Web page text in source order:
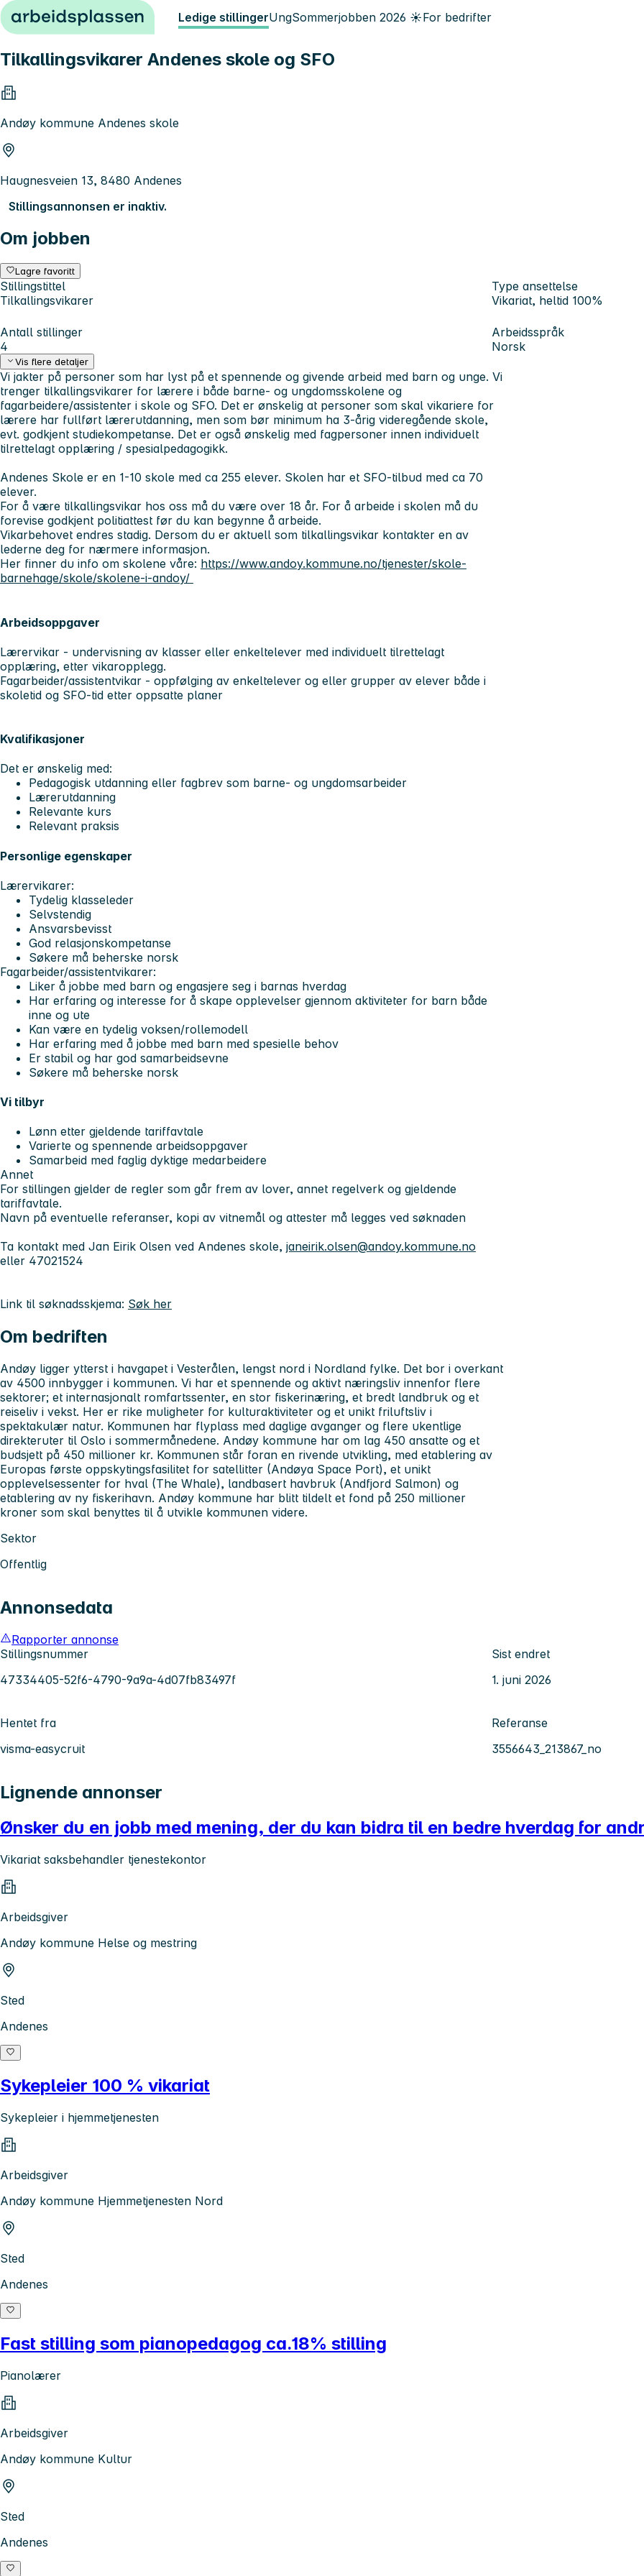
Hopp til innhold Ledige stillingerUngSommerjobben 2026 ☀️For bedrifter
Tilkallingsvikarer Andenes skole og SFO
Andøy kommune Andenes skole
Haugnesveien 13, 8480 Andenes
Stillingsannonsen er inaktiv.
Om jobben
Lagre favoritt
Stillingstittel
Tilkallingsvikarer
Type ansettelse
Vikariat, heltid 100%
Antall stillinger
4
Arbeidsspråk
Norsk
Vis flere detaljer
Vi jakter på personer som har lyst på et spennende og givende arbeid med barn og unge. Vi
trenger tilkallingsvikarer for lærere i både barne- og ungdomsskolene og
fagarbeidere/assistenter i skole og SFO. Det er ønskelig at personer som skal vikariere for
lærere har fullført lærerutdanning, men som bør minimum ha 3-årig videregående skole,
evt. godkjent studiekompetanse. Det er også ønskelig med fagpersoner innen individuelt
tilrettelagt opplæring / spesialpedagogikk.
Andenes Skole er en 1-10 skole med ca 255 elever. Skolen har et SFO-tilbud med ca 70
elever.
For å være tilkallingsvikar hos oss må du være over 18 år. For å arbeide i skolen må du
forevise godkjent politiattest før du kan begynne å arbeide.
Vikarbehovet endres stadig. Dersom du er aktuell som tilkallingsvikar kontakter en av
lederne deg for nærmere informasjon.
Her finner du info om skolene våre: https://www.andoy.kommune.no/tjenester/skole-
barnehage/skole/skolene-i-andoy/
Arbeidsoppgaver
Lærervikar - undervisning av klasser eller enkeltelever med individuelt tilrettelagt
opplæring, etter vikaropplegg.
Fagarbeider/assistentvikar - oppfølging av enkeltelever og eller grupper av elever både i
skoletid og SFO-tid etter oppsatte planer
Kvalifikasjoner
Det er ønskelig med:
Pedagogisk utdanning eller fagbrev som barne- og ungdomsarbeider
Lærerutdanning
Relevante kurs
Relevant praksis
Personlige egenskaper
Lærervikarer:
Tydelig klasseleder
Selvstendig
Ansvarsbevisst
God relasjonskompetanse
Søkere må beherske norsk
Fagarbeider/assistentvikarer:
Liker å jobbe med barn og engasjere seg i barnas hverdag
Har erfaring og interesse for å skape opplevelser gjennom aktiviteter for barn både
inne og ute
Kan være en tydelig voksen/rollemodell
Har erfaring med å jobbe med barn med spesielle behov
Er stabil og har god samarbeidsevne
Søkere må beherske norsk
Vi tilbyr
Lønn etter gjeldende tariffavtale
Varierte og spennende arbeidsoppgaver
Samarbeid med faglig dyktige medarbeidere
Annet
For stillingen gjelder de regler som går frem av lover, annet regelverk og gjeldende
tariffavtale.
Navn på eventuelle referanser, kopi av vitnemål og attester må legges ved søknaden
Ta kontakt med Jan Eirik Olsen ved Andenes skole, janeirik.olsen@andoy.kommune.no
eller 47021524
Link til søknadsskjema: Søk her
Om bedriften
Andøy ligger ytterst i havgapet i Vesterålen, lengst nord i Nordland fylke. Det bor i overkant
av 4500 innbygger i kommunen. Vi har et spennende og aktivt næringsliv innenfor flere
sektorer; et internasjonalt romfartssenter, en stor fiskerinæring, et bredt landbruk og et
reiseliv i vekst. Her er rike muligheter for kulturaktiviteter og et unikt friluftsliv i
spektakulær natur. Kommunen har flyplass med daglige avganger og flere ukentlige
direkteruter til Oslo i sommermånedene. Andøy kommune har om lag 450 ansatte og et
budsjett på 450 millioner kr. Kommunen står foran en rivende utvikling, med etablering av
Europas første oppskytingsfasilitet for satellitter (Andøya Space Port), et unikt
opplevelsessenter for hval (The Whale), landbasert havbruk (Andfjord Salmon) og
etablering av ny fiskerihavn. Andøy kommune har blitt tildelt et fond på 250 millioner
kroner som skal benyttes til å utvikle kommunen videre.
Sektor
Offentlig
Annonsedata
Rapporter annonse
Stillingsnummer
47334405-52f6-4790-9a9a-4d07fb83497f
Sist endret
1. juni 2026
Hentet fra
visma-easycruit
Referanse
3556643_213867_no
Lignende annonser
Ønsker du en jobb med mening, der du kan bidra til en bedre hverdag for
Vikariat saksbehandler tjenestekontor
Arbeidsgiver
Andøy kommune Helse og mestring
Sted
Andenes
Sykepleier 100 % vikariat
Sykepleier i hjemmetjenesten
Arbeidsgiver
Andøy kommune Hjemmetjenesten Nord
Sted
Andenes
Fast stilling som pianopedagog ca.18% stilling
Pianolærer
Arbeidsgiver
Andøy kommune Kultur
Sted
Andenes